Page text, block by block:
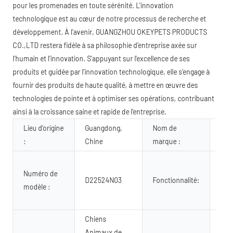
pour les promenades en toute sérénité. L'innovation
technologique est au cœur de notre processus de recherche et
développement. À l'avenir, GUANGZHOU OKEYPETS PRODUCTS
CO.,LTD restera fidèle à sa philosophie d'entreprise axée sur
l'humain et l'innovation. S'appuyant sur l'excellence de ses
produits et guidée par l'innovation technologique, elle s'engage à
fournir des produits de haute qualité, à mettre en œuvre des
technologies de pointe et à optimiser ses opérations, contribuant
ainsi à la croissance saine et rapide de l'entreprise.
Lieu d'origine
:
Guangdong,
Chine
Nom de
marque :
Numéro de
modèle :
D22524N03 Fonctionnalité:
Chiens